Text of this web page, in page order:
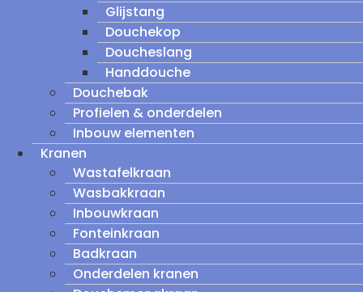
Glijstang
Douchekop
Doucheslang
Handdouche
Douchebak
Profielen & onderdelen
Inbouw elementen
Kranen
Wastafelkraan
Wasbakkraan
Inbouwkraan
Fonteinkraan
Badkraan
Onderdelen kranen